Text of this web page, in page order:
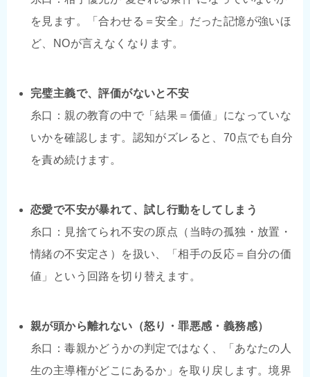
を見ます。「合わせる＝安全」だった記憶が強いほ
ど、NOが言えなくなります。
完璧主義で、評価がないと不安
糸口：親の教育の中で「結果＝価値」になっていな
いかを確認します。認知がズレると、70点でも自分
を責め続けます。
恋愛で不安が暴れて、試し行動をしてしまう
糸口：見捨てられ不安の原点（当時の孤独・放置・
情緒の不安定さ）を扱い、「相手の反応＝自分の価
値」という回路を切り替えます。
親が頭から離れない（怒り・罪悪感・義務感）
糸口：毒親かどうかの判定ではなく、「あなたの人
生の主導権がどこにあるか」を取り戻します。境界